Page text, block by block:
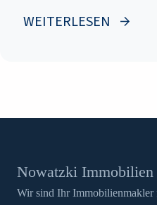
WEITERLESEN
Nowatzki
Wir sind Ihr